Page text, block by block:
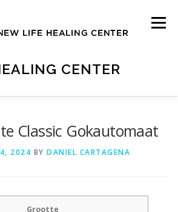
CENTER
Menu
Classic Gokautomaat
2024 BY DANIEL CARTAGENA
Grootte